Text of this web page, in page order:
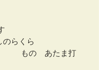
なしのらくら
                                    ものゝあたま打